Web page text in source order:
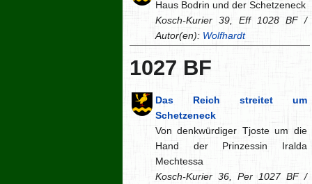
Haus Bodrin und der Schetzeneck
Kosch-Kurier 39, Eff 1028 BF /
Autor(en): Wolfhardt
1027 BF
Das Reich streitet um
Schetzeneck
Von denkwürdiger Tjoste um die
Hand der Prinzessin Iralda
Mechtessa
Kosch-Kurier 36, Per 1027 BF /